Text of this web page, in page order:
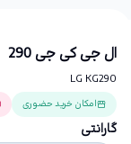
ال جی کی جی 290
LG KG290
امکان خرید حضوری
گارانتی